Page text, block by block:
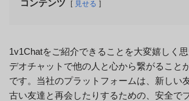
コンテンツ 見せる
1v1Chatをご紹介できることを大変嬉しく
デオチャットで他の人と心から繋がること
です。当社のプラットフォームは、新しい
古い友達と再会したりするための、安全で